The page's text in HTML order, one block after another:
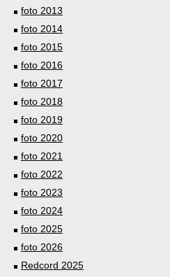
foto 2013
foto 2014
foto 2015
foto 2016
foto 2017
foto 2018
foto 2019
foto 2020
foto 2021
foto 2022
foto 2023
foto 2024
foto 2025
foto 2026
Redcord 2025